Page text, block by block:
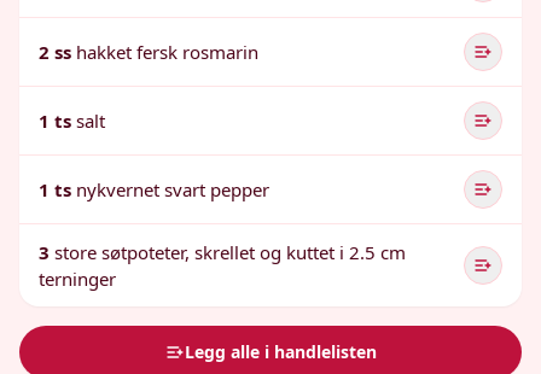
2 ss hakket fersk rosmarin
1 ts salt
1 ts nykvernet svart pepper
3 store søtpoteter, skrellet og kuttet i 2.5 cm
terninger
Legg alle i handlelisten